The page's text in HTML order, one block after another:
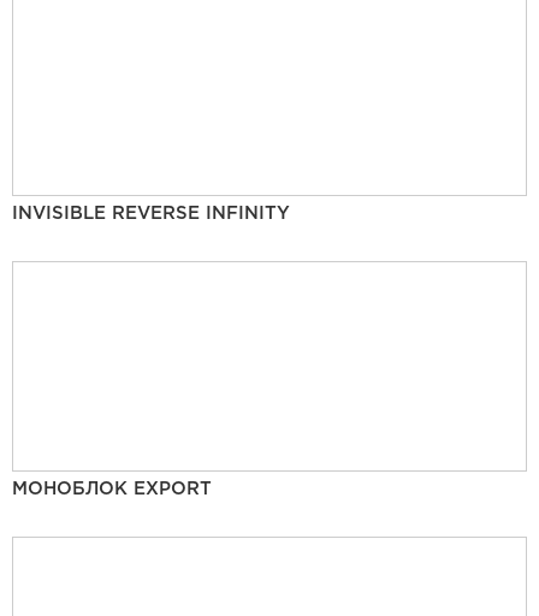
INVISIBLE REVERSE INFINITY
МОНОБЛОК EXPORT